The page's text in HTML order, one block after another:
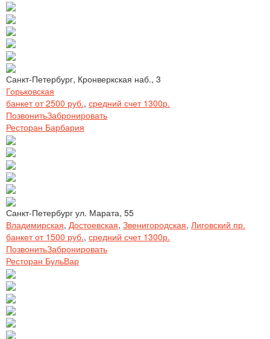
Санкт-Петербург, Кронверкская наб., 3
Горьковская
банкет от 2500 руб., средний счет 1300р.
ПозвонитьЗабронировать
Ресторан Барбария
Санкт-Петербург ул. Марата, 55
Владимирская, Достоевская, Звенигородская, Лиговский пр.
банкет от 1500 руб., средний счет 1300р.
ПозвонитьЗабронировать
Ресторан БульВар